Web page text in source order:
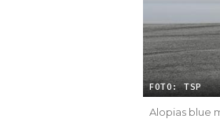
FOTO: TSP
Alopias blue